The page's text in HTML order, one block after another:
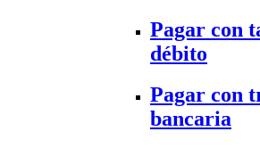
Pagar con
débito
Pagar con
bancaria